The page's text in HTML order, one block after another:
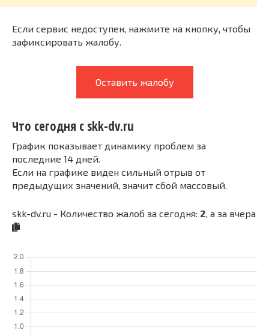
Если сервис недоступен, нажмите на кнопку, чтобы
зафиксировать жалобу.
Оставить жалобу
Что сегодня с skk-dv.ru
График показывает динамику проблем за
последние 14 дней.
Если на графике виден сильный отрыв от
предыдущих значений, значит сбой массовый.
skk-dv.ru - Количество жалоб за сегодня: 2 , а за вчера